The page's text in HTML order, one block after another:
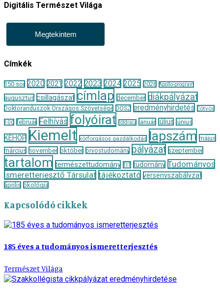
Digitális Természet Világa
Megtekintem
Címkék
150 sor 2020 2021 2022 2023 2024 2025 2026 Apollo-program
augusztus csillagászat címlap december diákpályázat
Doktoranduszok Országos Szövetsége DOSZ eredményhirdetés Eötvös
100 február Felhívás folyóirat földrajz január július június
KEHOP Kiemelt körforgásos gazdálkodás lapszám május
március november október orvostudomány pályázat szeptember
tartalom természettudomány TIT tudomány Tudományos
Ismeretterjesztő Társulat tájékoztató versenyszabályzat
április ökológia
Kapcsolódó cikkek
185 éves a tudományos ismeretterjesztés
Természet Világa